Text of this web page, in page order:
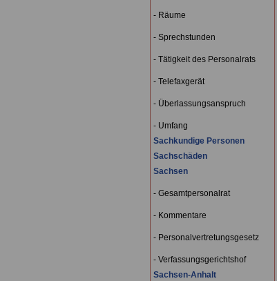
- Räume
- Sprechstunden
- Tätigkeit des Personalrats
- Telefaxgerät
- Überlassungsanspruch
- Umfang
Sachkundige Personen
Sachschäden
Sachsen
- Gesamtpersonalrat
- Kommentare
- Personalvertretungsgesetz
- Verfassungsgerichtshof
Sachsen-Anhalt